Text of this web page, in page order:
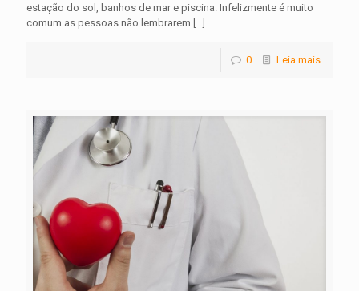
estação do sol, banhos de mar e piscina. Infelizmente é muito
comum as pessoas não lembrarem […]
0 Leia mais